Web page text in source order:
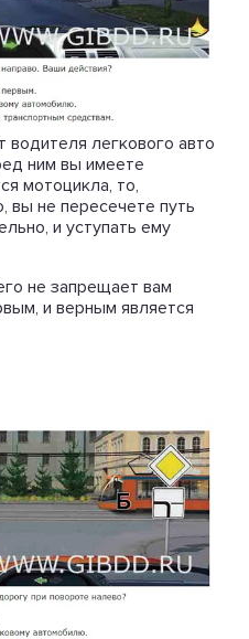
водителя легкового авто
ним вы имеете
мотоцикла, то,
вы не пересечете путь
и уступать ему
не запрещает вам
и верным является